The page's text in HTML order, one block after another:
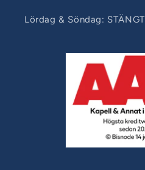
Lördag & Söndag: STÄNGT